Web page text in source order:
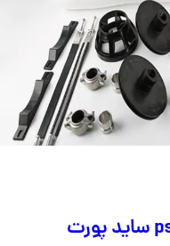
عملکرد وسل 8 اینچ سه المانه psi ساید پورت